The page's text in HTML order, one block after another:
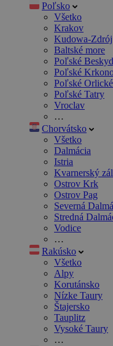
Poľsko
Všetko
Krakov
Kudowa-Zdrój
Baltské more
Poľské
Poľské
Poľské
Poľské Tatry
Vroclav
…
Chorvátsko
Všetko
Dalmácia
Istria
Kvarnerský
Ostrov Krk
Ostrov Pag
Severná
Stredná
Vodice
…
Rakúsko
Všetko
Alpy
Korutánsko
Nízke Taury
Štajersko
Tauplitz
Vysoké Taury
…